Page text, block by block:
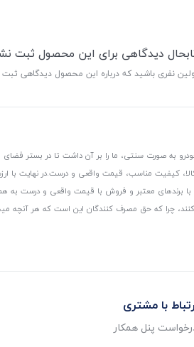
دیدگاهی برای این محصول ثبت
نفری باشید که درباره این محصول دیدگاهی
به صورت سنتی، ما را بر آن داشت تا در بستر
کیفیت مناسب، قیمت واقعی و درست.در نهایت با
با برندهای معتبر و فروش با قیمت واقعی و درست
چرا که حق مصرف کنندگان این است که هر آنچه
با مشتری
پنل همکار